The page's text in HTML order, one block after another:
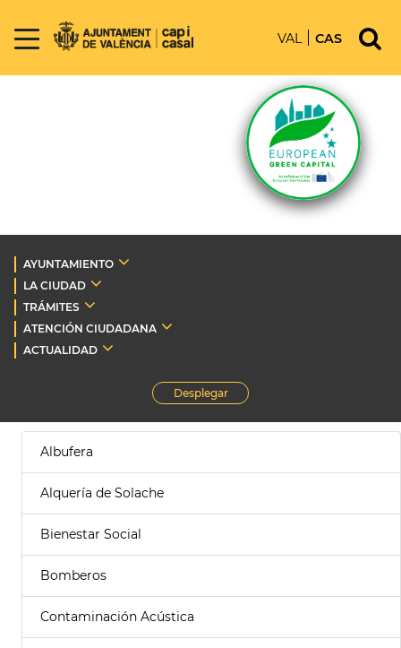
VAL CAS
AYUNTAMIENTO
LA CIUDAD
TRÁMITES
ATENCIÓN CIUDADANA
ACTUALIDAD
Desplegar
Albufera
Alquería de Solache
Bienestar Social
Bomberos
Contaminación Acústica